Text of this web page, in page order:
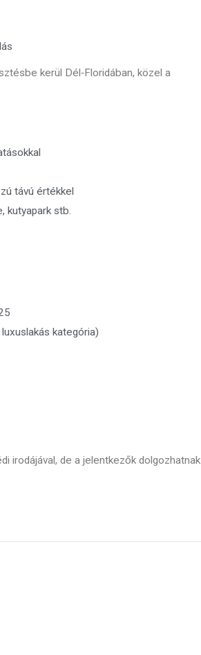
kerül Dél‑Floridában, közel a
távú értékkel
kutyapark stb.
kategória)
irodájával, de a jelentkezők dolgozhatnak